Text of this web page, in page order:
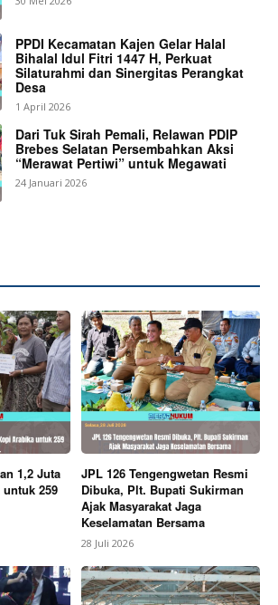
SUBSCRIBE NOW
Di Pelantikan Kepsek Bupati Karo
Profesional Dongkrak Mutu
PPDI Kecamatan Kajen Gelar Halal
Bihalal Idul Fitri 1447 H, Perkuat
Silaturahmi dan Sinergitas Perangkat
Desa
1 April 2026
Dari Tuk Sirah Pemali, Relawan PDIP
Brebes Selatan Persembahkan Aksi
“Merawat Pertiwi” untuk Megawati
24 Januari 2026
1,2 Juta
259
JPL 126 Tengengwetan Resmi
Dibuka, Plt. Bupati Sukirman
Ajak Masyarakat Jaga
Keselamatan Bersama
28 Juli 2026